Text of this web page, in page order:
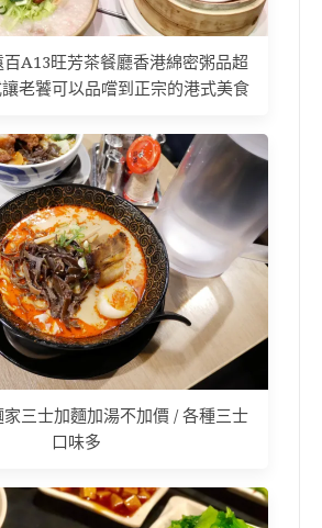
A13旺芳茶餐廳香港綿密粥品超
老饕可以品嚐到正宗的港式美食
三士加麵加湯不加價 / 各種三士
口味多